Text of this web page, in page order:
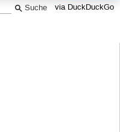
via DuckDuckGo